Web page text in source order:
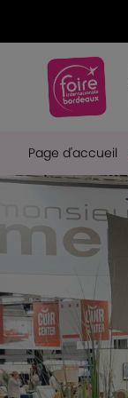
Page d'accueil